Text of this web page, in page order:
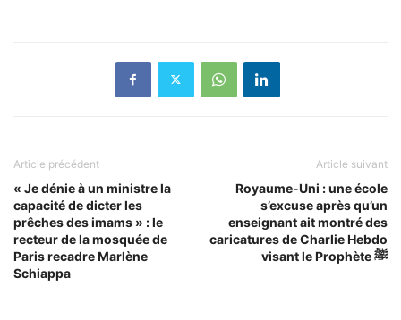
Article précédent
« Je dénie à un ministre la
capacité de dicter les
prêches des imams » : le
recteur de la mosquée de
Paris recadre Marlène
Schiappa
Article suivant
Royaume-Uni : une école
s’excuse après qu’un
enseignant ait montré des
caricatures de Charlie Hebdo
visant le Prophète ﷺ